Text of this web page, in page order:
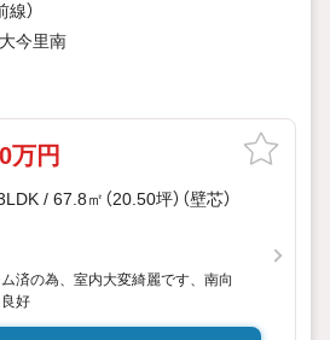
）
今里南
万円
/ 67.8㎡（20.50坪）（壁芯）
済の為、室内大変綺麗です、南向
好